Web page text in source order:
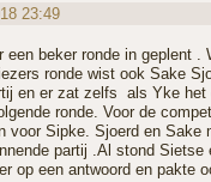
23:49
een beker ronde in geplent
ronde wist ook Sake
en er zat zelfs als Yke
ronde. Voor de
voor Sipke. Sjoerd en
partij .Al stond
op een antwoord en